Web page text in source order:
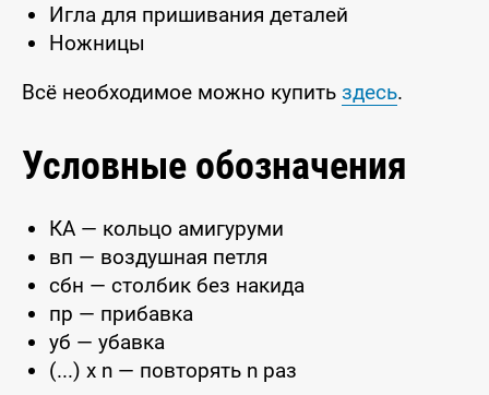
Игла для пришивания деталей
Ножницы
Всё необходимое можно купить здесь.
Условные обозначения
КА — кольцо амигуруми
вп — воздушная петля
сбн — столбик без накида
пр — прибавка
уб — убавка
(...) x n — повторять n раз